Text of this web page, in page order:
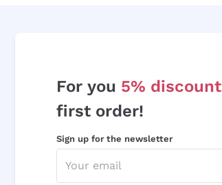
For you 5% discount
first order!
Sign up for the newsletter